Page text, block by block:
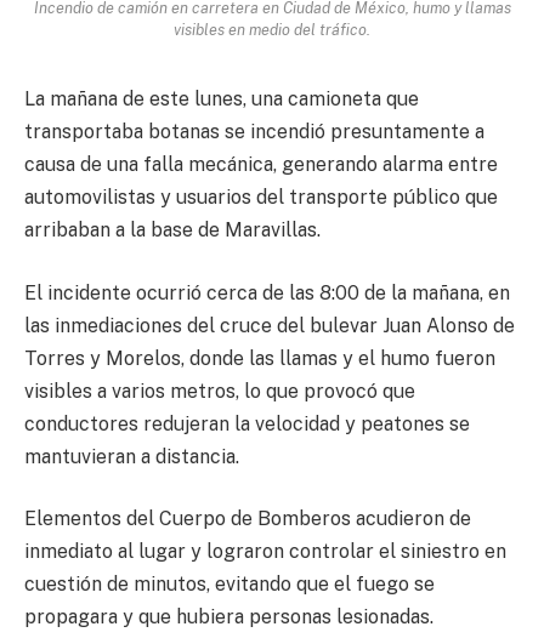
Incendio de camión en carretera en Ciudad de México, humo y llamas
visibles en medio del tráfico.
La mañana de este lunes, una camioneta que
transportaba botanas se incendió presuntamente a
causa de una falla mecánica, generando alarma entre
automovilistas y usuarios del transporte público que
arribaban a la base de Maravillas.
El incidente ocurrió cerca de las 8:00 de la mañana, en
las inmediaciones del cruce del bulevar Juan Alonso de
Torres y Morelos, donde las llamas y el humo fueron
visibles a varios metros, lo que provocó que
conductores redujeran la velocidad y peatones se
mantuvieran a distancia.
Elementos del Cuerpo de Bomberos acudieron de
inmediato al lugar y lograron controlar el siniestro en
cuestión de minutos, evitando que el fuego se
propagara y que hubiera personas lesionadas.